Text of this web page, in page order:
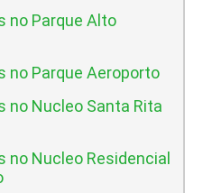
no Parque Alto
no Parque Aeroporto
no Nucleo Santa Rita
no Nucleo Residencial